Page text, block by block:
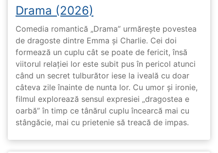
Drama (2026)
Comedia romantică „Drama” urmărește povestea
de dragoste dintre Emma și Charlie. Cei doi
formează un cuplu cât se poate de fericit, însă
viitorul relației lor este subit pus în pericol atunci
când un secret tulburător iese la iveală cu doar
câteva zile înainte de nunta lor. Cu umor și ironie,
filmul explorează sensul expresiei „dragostea e
oarbă” în timp ce tânărul cuplu încearcă mai cu
stângăcie, mai cu prietenie să treacă de impas.